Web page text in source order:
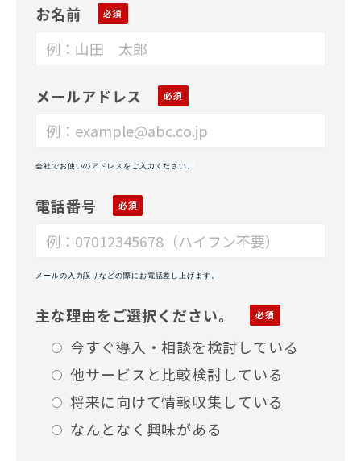
お名前
メールアドレス
会社でお使いのアドレスをご入力ください。
電話番号
メールの入力誤りなどの際にお電話差し上げます。
主な理由をご選択ください。
今すぐ導入・相談を検討している
他サービスと比較検討している
将来に向けて情報収集している
なんとなく興味がある